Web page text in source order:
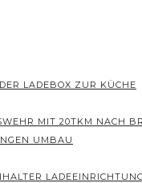
LADEBOX ZUR KÜCHE
MIT 20TKM NACH
UMBAU